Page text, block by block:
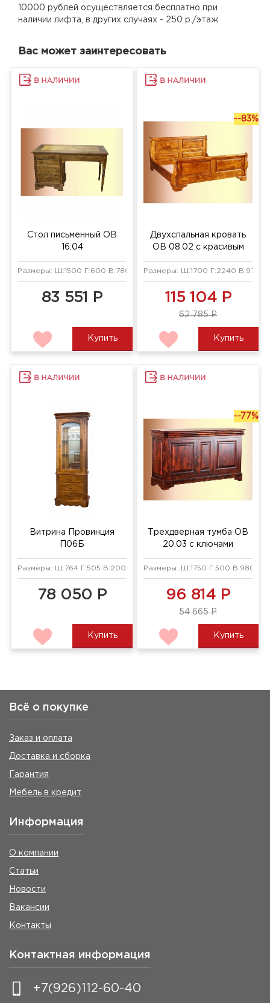
10000 рублей осуществляется бесплатно при
наличии лифта, в других случаях - 250 р./этаж
Вас может заинтересовать
Стол письменный ОВ
16.04
Размеры: Ш:1500 Г:600 В:780 мм
83 551 Р
Купить
--83%
Двухспальная кровать
ОВ 08.02 с красивым
Размеры: Ш:1700 Г:2240 В:975
115 104 Р
62 785 Р
Купить
Витрина Провинция
П06Б
Размеры: Ш:764 Г:505 В:2009 мм
78 050 Р
Купить
--77%
Трехдверная тумба ОВ
20.03 с ключами
Размеры: Ш:1750 Г:500 В:980 мм
96 814 Р
54 665 Р
Купить
Всё о покупке
Заказ и оплата
Доставка и сборка
Гарантия
Мебель в кредит
Информация
О компании
Статьи
Новости
Вакансии
Контакты
Контактная информация
+7(926)112-60-40